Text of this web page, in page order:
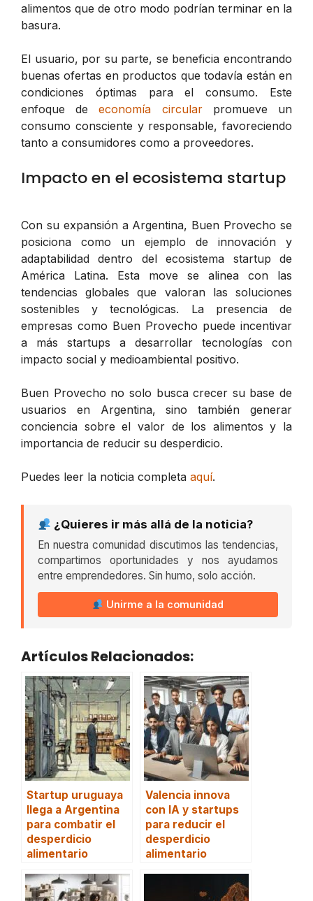
alimentos que de otro modo podrían terminar en la
basura.
El usuario, por su parte, se beneficia encontrando
buenas ofertas en productos que todavía están en
condiciones óptimas para el consumo. Este
enfoque deeconomía circularpromueve un
consumo consciente y responsable, favoreciendo
tanto a consumidores como a proveedores.
Impacto en el ecosistema startup
Con su expansión a Argentina, Buen Provecho se
posiciona como un ejemplo de innovación y
adaptabilidad dentro del ecosistema startup de
América Latina. Esta move se alinea con las
tendencias globales que valoran las soluciones
sostenibles y tecnológicas. La presencia de
empresas como Buen Provecho puede incentivar
a más startups a desarrollar tecnologías con
impacto social y medioambiental positivo.
Buen Provecho no solo busca crecer su base de
usuarios en Argentina, sino también generar
conciencia sobre el valor de los alimentos y la
importancia de reducir su desperdicio.
Puedes leer la noticia completa aquí.
¿Quieres ir más allá de la noticia?
En nuestra comunidad discutimos las tendencias,
compartimos oportunidades y nos ayudamos
entre emprendedores. Sin humo, solo acción.
Unirme a la comunidad
Artículos Relacionados:
Startup uruguaya
llega a Argentina
para combatir el
desperdicio
alimentario
Valencia innova
con IA y startups
para reducir el
desperdicio
alimentario